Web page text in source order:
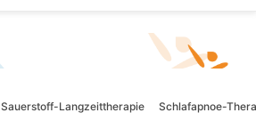
Sauerstoff-Langzeittherapie Schlafapnoe-